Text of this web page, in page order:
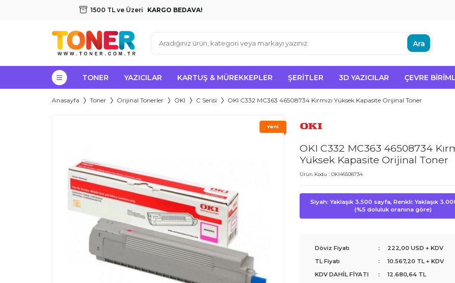
1500 TL ve Üzeri KARGO BEDAVA!
Ara
TONER YAZICILAR KARTUŞ & MÜREKKEPLER ŞERITLER 3D YAZICILAR ÇEVRE
Anasayfa Toner Orijinal Tonerler OKI C Serisi OKI C332 MC363 46508734 Kırmızı Yüksek Kapasite Orijinal Toner
Yeni
OKI C332 MC363 46508734
Yüksek Kapasite Orijinal Toner
Ürün Kodu : OKI46508734
Siyah: Yaklaşık 3.500 sayfa, Renkli: Yaklaşık
(%5 doluluk oranına göre)
Döviz Fiyatı :
222,00 USD + KDV
TL Fiyatı
: 10.567,20 TL + KDV
KDV DAHİL FİYATI
: 12.680,64TL